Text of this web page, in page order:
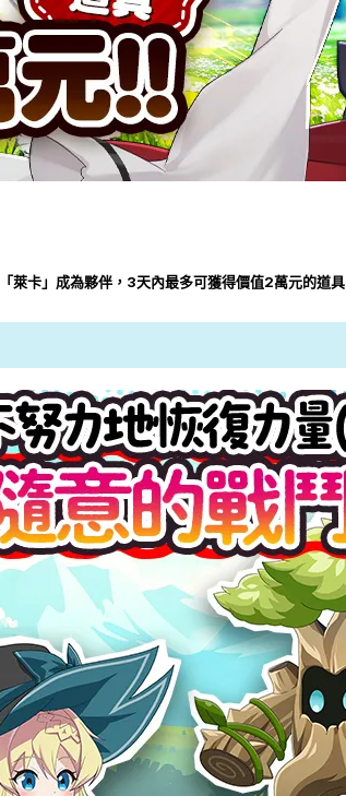
「萊卡」成為夥伴，3天內最多可獲得價值2萬元的道具